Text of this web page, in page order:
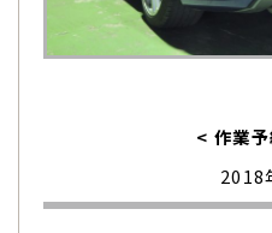
< 作業
2018